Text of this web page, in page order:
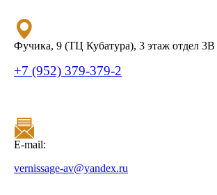
Фучика, 9 (ТЦ Кубатура), 3 этаж отдел 3В
+7 (952) 379-379-2
E-mail:
vernissage-av@yandex.ru